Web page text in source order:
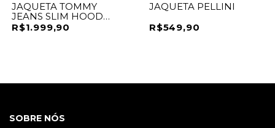
JAQUETA TOMMY
JEANS SLIM HOOD
PRNT DOWN JCKT
R$1.999,90
JAQUETA PELLINI
R$549,90
SOBRE NÓS